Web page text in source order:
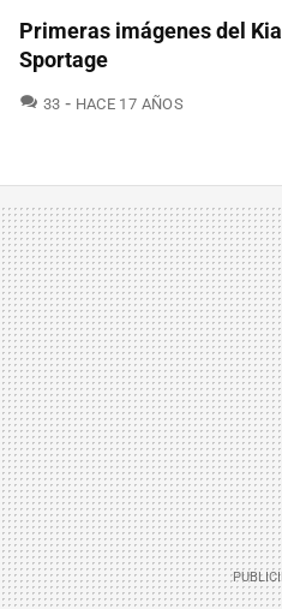
Primeras imágenes del Kia
Sportage
33 COMENTARIOS
HACE 17 AÑOS